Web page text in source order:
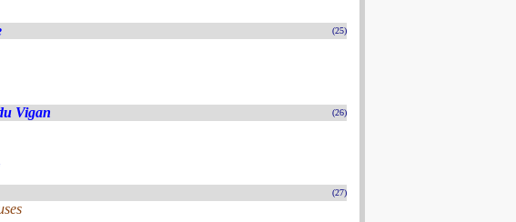
(25)
Vigan (26)
(27)